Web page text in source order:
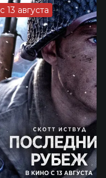
с 13 августа